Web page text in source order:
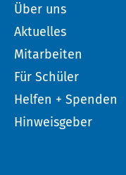
Über uns
Aktuelles
Mitarbeiten
Für Schüler
Helfen + Spenden
Hinweisgeber